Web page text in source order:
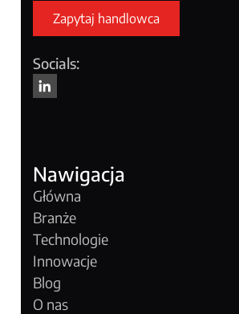
Zapytaj handlowca
Socials:
Nawigacja
Główna
Branże
Technologie
Innowacje
Blog
O nas